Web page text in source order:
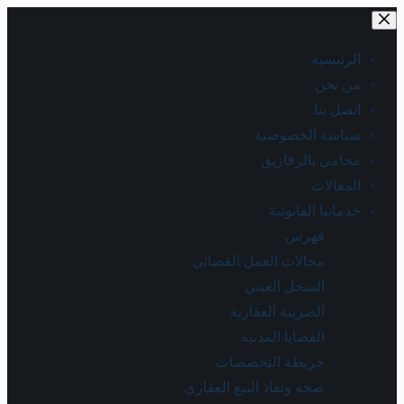
الرئيسية
من نحن
اتصل بنا
سياسة الخصوصية
محامي بالزقازيق
المقالات
خدماتنا القانونية
فهرس
مجالات العمل القضائي
السجل العيني
الضريبة العقارية
القضايا المدنية
خريطة التخصصات
صحة ونفاذ البيع العقاري